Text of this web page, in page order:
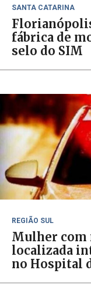
SANTA CATARINA
fábrica de
selo do SIM
REGIÃO SUL
Mulher com
localizada
no Hospital